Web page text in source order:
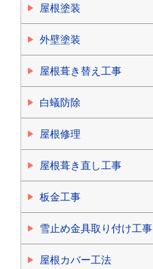
屋根塗装
外壁塗装
屋根葺き替え工事
白蟻防除
屋根修理
屋根葺き直し工事
板金工事
雪止め金具取り付け工事
屋根カバー工法